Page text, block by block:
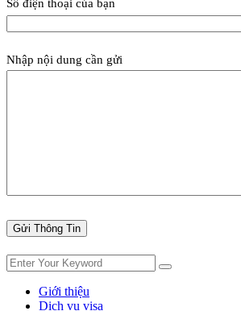
Số điện thoại của bạn
Nhập nội dung cần gửi
Giới thiệu
Dịch vụ visa